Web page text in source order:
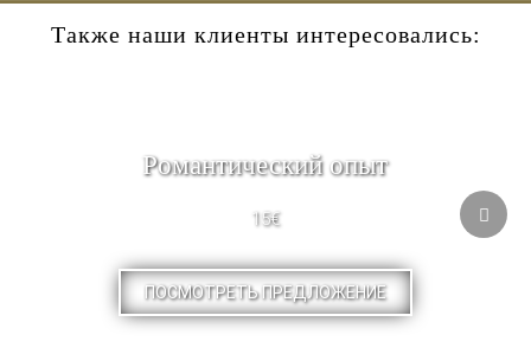
Также наши клиенты интересовались:
Pомантический опыт
15€
ПОСМОТРЕТЬ ПРЕДЛОЖЕНИЕ